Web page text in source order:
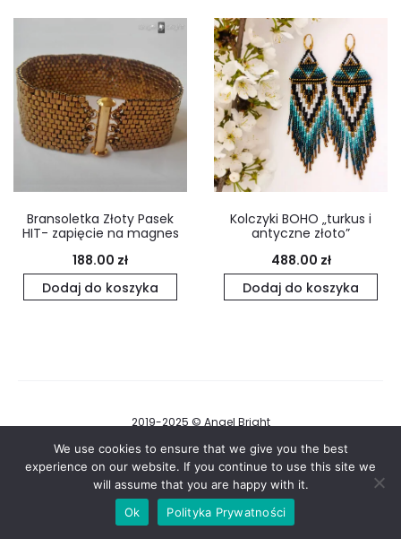
Bransoletka Złoty Pasek
HIT- zapięcie na magnes
188.00 zł
Dodaj do koszyka
Kolczyki BOHO „turkus i
antyczne złoto”
488.00 zł
Dodaj do koszyka
2019-2025 © Angel Bright
Regulamin i Polityka Prywatności
F
a
c
s
We use cookies to ensure that we give you the best
experience on our website. If you continue to use this site we
will assume that you are happy with it.
Ok
Polityka Prywatności